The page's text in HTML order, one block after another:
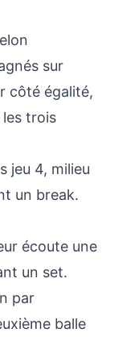
sur
côté égalité,
trois
jeu 4, milieu
un break.
écoute une
un set.
par
balle